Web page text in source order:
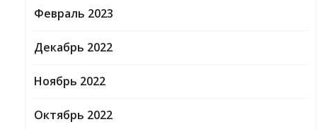
Февраль 2023
Декабрь 2022
Ноябрь 2022
Октябрь 2022